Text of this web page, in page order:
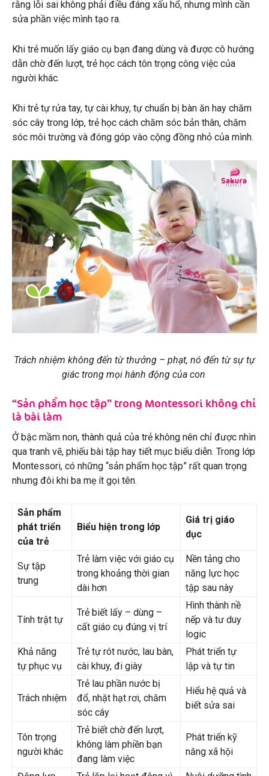
rằng lỗi sai không phải điều đáng xấu hổ, nhưng mình cần
sửa phần việc mình tạo ra.
Khi trẻ muốn lấy giáo cụ bạn đang dùng và được cô hướng
dẫn chờ đến lượt, trẻ học cách tôn trọng công việc của
người khác.
Khi trẻ tự rửa tay, tự cài khuy, tự chuẩn bị bàn ăn hay chăm
sóc cây trong lớp, trẻ học cách chăm sóc bản thân, chăm
sóc môi trường và đóng góp vào cộng đồng nhỏ của mình.
Trách nhiệm không đến từ thưởng – phạt, nó đến từ sự tự
giác trong mọi hành động của con
“Sản phẩm học tập” trong Montessori không chỉ
là bài làm
Ở bậc mầm non, thành quả của trẻ không nên chỉ được nhìn
qua tranh vẽ, phiếu bài tập hay tiết mục biểu diễn. Trong lớp
Montessori, có những “sản phẩm học tập” rất quan trọng
nhưng đôi khi ba mẹ ít gọi tên.
Sản phẩm
phát triển
của trẻ
Biểu hiện trong lớp
Giá trị giáo
dục
Sự tập
trung
Trẻ làm việc với giáo cụ
trong khoảng thời gian
dài hơn
Nền tảng cho
năng lực học
tập sau này
Tính trật tự
Trẻ biết lấy – dùng –
cất giáo cụ đúng vị trí
Hình thành nề
nếp và tư duy
logic
Khả năng
tự phục vụ
Trẻ tự rót nước, lau bàn,
cài khuy, đi giày
Phát triển tự
lập và tự tin
Trách nhiệm
Trẻ lau phần nước bị
đổ, nhặt hạt rơi, chăm
sóc cây
Hiểu hệ quả và
biết sửa sai
Tôn trọng
người khác
Trẻ biết chờ đến lượt,
không làm phiền bạn
đang làm việc
Phát triển kỹ
năng xã hội